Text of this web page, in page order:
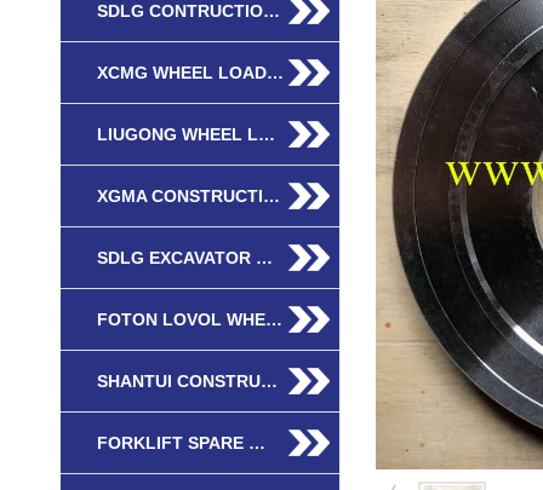
SDLG CONTRUCTIO…
XCMG WHEEL LOAD…
LIUGONG WHEEL L…
XGMA CONSTRUCTI…
SDLG EXCAVATOR …
FOTON LOVOL WHE…
SHANTUI CONSTRU…
FORKLIFT SPARE …